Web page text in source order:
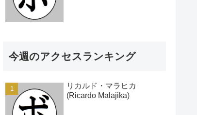
今週のアクセスランキング
リカルド・マラヒカ
(Ricardo Malajika)